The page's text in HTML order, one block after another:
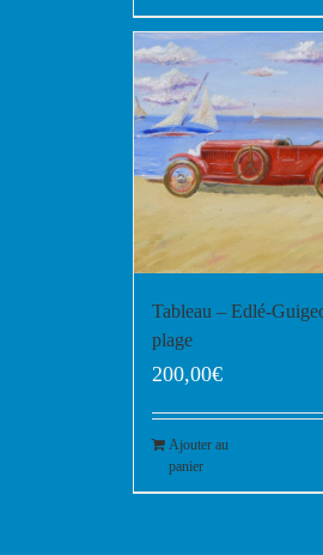
Tableau – Edlé-
plage
200,00€
Ajouter au
panier